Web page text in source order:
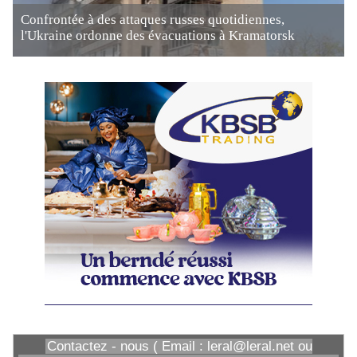
Confrontée à des attaques russes quotidiennes,
l'Ukraine ordonne des évacuations à Kramatorsk
Contactez - nous ( Email : leral@leral.net ou